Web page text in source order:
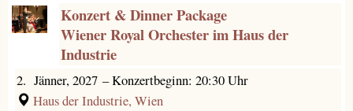
Konzert & Dinner Package
Wiener Royal Orchester im Haus der
Industrie
2. Jänner, 2027 –Konzertbeginn: 20:30 Uhr
Haus der Industrie, Wien